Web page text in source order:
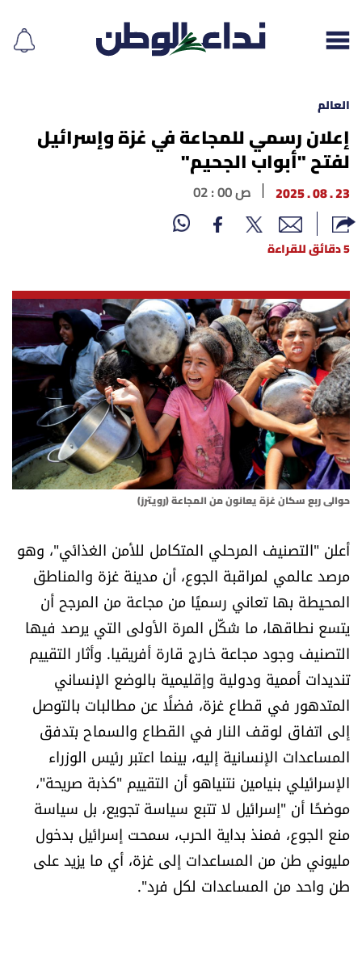
إقرأ الجريدة
لبنان
الغلاف
نداء اليوم
محليات
أسرار
متفرقات
نداء القرّاء
خاص الموقع
كتّابنا
تحت المجهر
آراء
اقتصاد
العالم
الصحافة الإسرائيلية
ثقافة وفنون
فصل من كتاب
العالم
إعلان رسمي للمجاعة في غزة وإسرائيل
لفتح "أبواب الجحيم"
23 . 08 . 2025 02 : 00 ص
5 دقائق للقراءة
حوالى ربع سكان غزة يعانون من المجاعة (رويترز)
أعلن "التصنيف المرحلي المتكامل للأمن الغذائي"، وهو
مرصد عالمي لمراقبة الجوع، أن مدينة غزة والمناطق
المحيطة بها تعاني رسميًا من مجاعة من المرجح أن
يتسع نطاقها، ما شكّل المرة الأولى التي يرصد فيها
التصنيف وجود مجاعة خارج قارة أفريقيا. وأثار التقييم
تنديدات أممية ودولية وإقليمية بالوضع الإنساني
المتدهور في قطاع غزة، فضلًا عن مطالبات بالتوصل
إلى اتفاق لوقف النار في القطاع والسماح بتدفق
المساعدات الإنسانية إليه، بينما اعتبر رئيس الوزراء
الإسرائيلي بنيامين نتنياهو أن التقييم "كذبة صريحة"،
موضحًا أن "إسرائيل لا تتبع سياسة تجويع، بل سياسة
منع الجوع، فمنذ بداية الحرب، سمحت إسرائيل بدخول
مليوني طن من المساعدات إلى غزة، أي ما يزيد على
طن واحد من المساعدات لكل فرد".